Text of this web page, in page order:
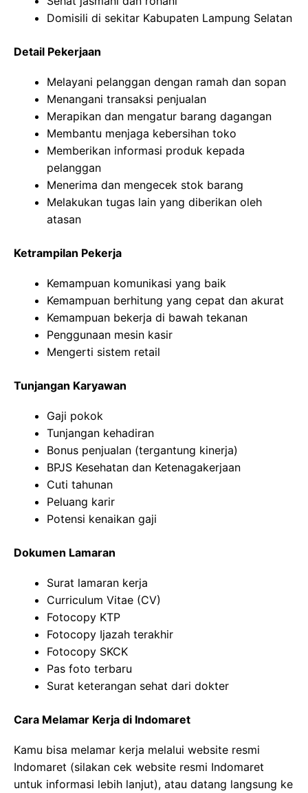
Domisili di sekitar Kabupaten Lampung Selatan
Detail Pekerjaan
Melayani pelanggan dengan ramah dan sopan
Menangani transaksi penjualan
Merapikan dan mengatur barang dagangan
Membantu menjaga kebersihan toko
Memberikan informasi produk kepada
pelanggan
Menerima dan mengecek stok barang
Melakukan tugas lain yang diberikan oleh
atasan
Ketrampilan Pekerja
Kemampuan komunikasi yang baik
Kemampuan berhitung yang cepat dan akurat
Kemampuan bekerja di bawah tekanan
Penggunaan mesin kasir
Mengerti sistem retail
Tunjangan Karyawan
Gaji pokok
Tunjangan kehadiran
Bonus penjualan (tergantung kinerja)
BPJS Kesehatan dan Ketenagakerjaan
Cuti tahunan
Peluang karir
Potensi kenaikan gaji
Dokumen Lamaran
Surat lamaran kerja
Curriculum Vitae (CV)
Fotocopy KTP
Fotocopy Ijazah terakhir
Fotocopy SKCK
Pas foto terbaru
Surat keterangan sehat dari dokter
Cara Melamar Kerja di Indomaret
Kamu bisa melamar kerja melalui website resmi
Indomaret (silakan cek website resmi Indomaret
untuk informasi lebih lanjut), atau datang langsung ke